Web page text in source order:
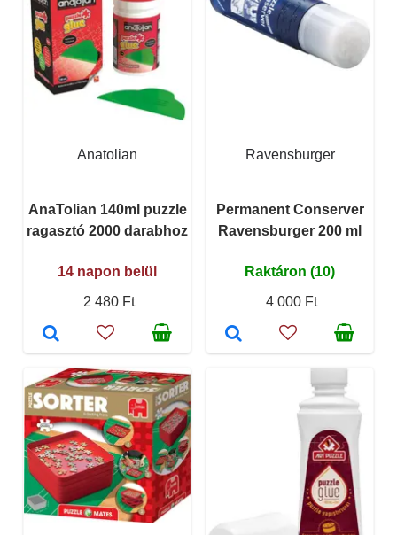
Anatolian
AnaTolian 140ml puzzle
ragasztó 2000 darabhoz
14 napon belül
2 480 Ft
Ravensburger
Permanent Conserver
Ravensburger 200 ml
Raktáron (10)
4 000 Ft